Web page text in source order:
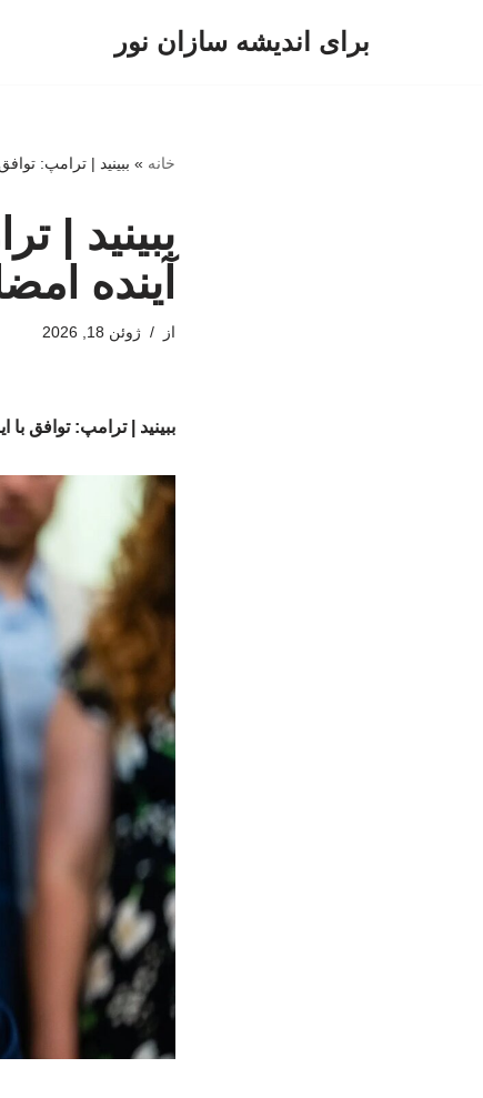
برای اندیشه سازان نور
خانه » ببینید | ترامپ: توافق با ایران طی ۴۸
آینده
از ژوئن 18, 2026
ببینید | ترامپ: توافق با ایران طی ۴۸ ساعت